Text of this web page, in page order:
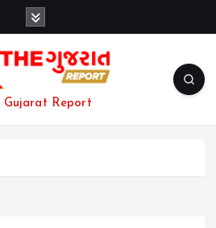
Gujarat Report